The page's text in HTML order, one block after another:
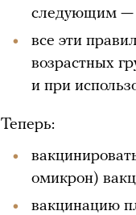
следующим —
все эти
возрастных
и при
Теперь:
омикрон)
вакцинацию